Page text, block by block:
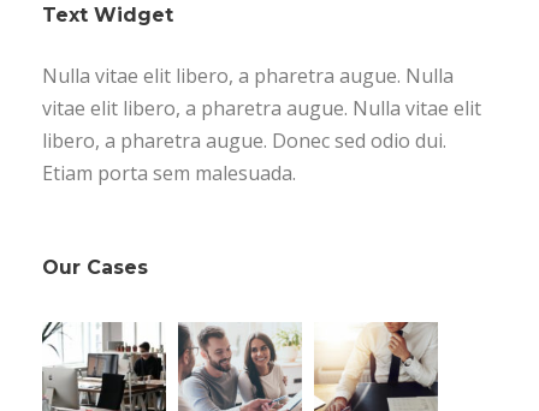
Text Widget
Nulla vitae elit libero, a pharetra augue. Nulla
vitae elit libero, a pharetra augue. Nulla vitae elit
libero, a pharetra augue. Donec sed odio dui.
Etiam porta sem malesuada.
Our Cases